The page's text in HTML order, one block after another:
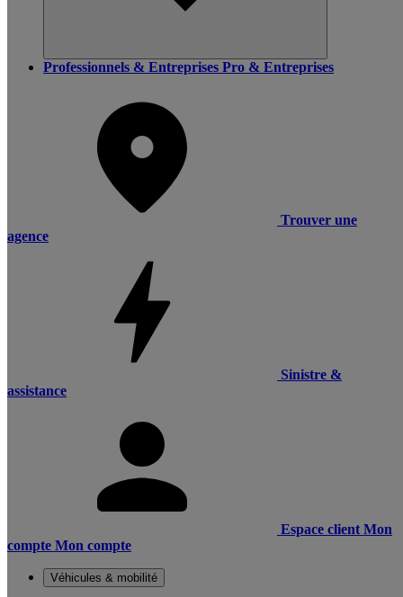
Professionnels & Entreprises Pro & Entreprises
Trouver une
agence
Sinistre &
assistance
Espace client Mon
compte Mon compte
Véhicules & mobilité